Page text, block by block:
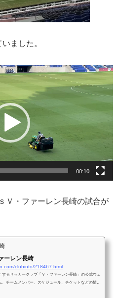
ました。
00:10
Ｖ・ファーレン長崎の試合が
ーレン長崎
clubinfo/218467.html
するサッカークラブ「Ｖ・ファーレン長崎」の公式ウェ
、チームメンバー、スケジュール、チケットなどの情報